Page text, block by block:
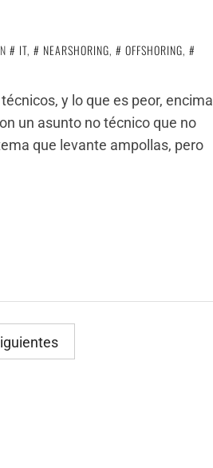
IT, NEARSHORING, OFFSHORING,
y lo que es peor, encima
un asunto no técnico que no
que levante ampollas, pero